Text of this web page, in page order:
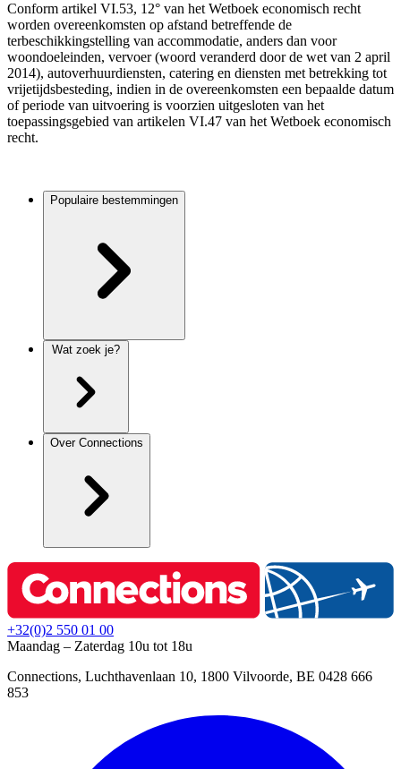
Conform artikel VI.53, 12° van het Wetboek economisch recht
worden overeenkomsten op afstand betreffende de
terbeschikkingstelling van accommodatie, anders dan voor
woondoeleinden, vervoer (woord veranderd door de wet van 2 april
2014), autoverhuurdiensten, catering en diensten met betrekking tot
vrijetijdsbesteding, indien in de overeenkomsten een bepaalde datum
of periode van uitvoering is voorzien uitgesloten van het
toepassingsgebied van artikelen VI.47 van het Wetboek economisch
recht.
Populaire bestemmingen
Over Connections
+32(0)2 550 01 00
Maandag – Zaterdag 10u tot 18u
Connections, Luchthavenlaan 10, 1800 Vilvoorde, BE 0428 666
853